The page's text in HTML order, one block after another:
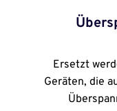
Ersetzt
Geräten, die